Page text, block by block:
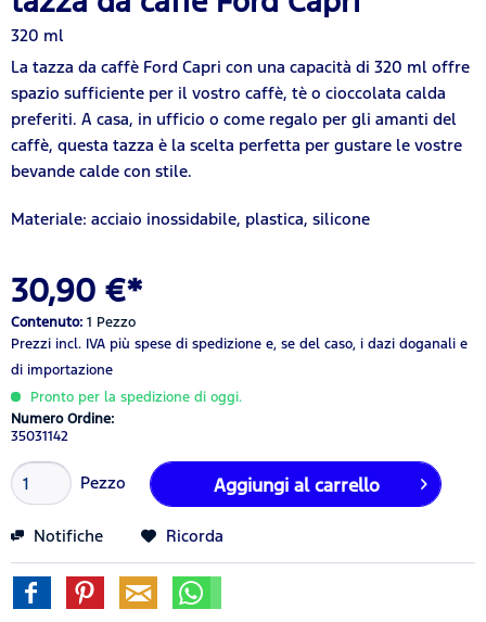
320 ml
La tazza da caffè Ford Capri con una capacità di 320 ml offre
spazio sufficiente per il vostro caffè, tè o cioccolata calda
preferiti. A casa, in ufficio o come regalo per gli amanti del
caffè, questa tazza è la scelta perfetta per gustare le vostre
bevande calde con stile.
Materiale: acciaio inossidabile, plastica, silicone
30,90 €*
Contenuto: 1 Pezzo
Prezzi incl. IVA più spese di spedizione e, se del caso, i dazi doganali e
di importazione
Pronto per la spedizione di oggi.
Numero Ordine:
35031142
Pezzo Aggiungi al carrello
Notifiche Ricorda